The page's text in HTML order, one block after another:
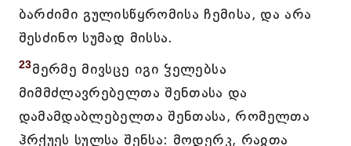
ბარძიმი გულისწყრომისა ჩემისა, და არა
შესძინო სუმად მისსა.
23მერმე მივსცე იგი ჴელებსა
მიმმძლავრებელთა შენთასა და
დამამდაბლებელთა შენთასა, რომელთა
ჰრქუეს სულსა შენსა: მოდერკ, რაჲთა